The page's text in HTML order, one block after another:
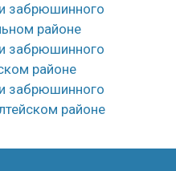
забрюшинного
районе
забрюшинного
районе
забрюшинного
районе